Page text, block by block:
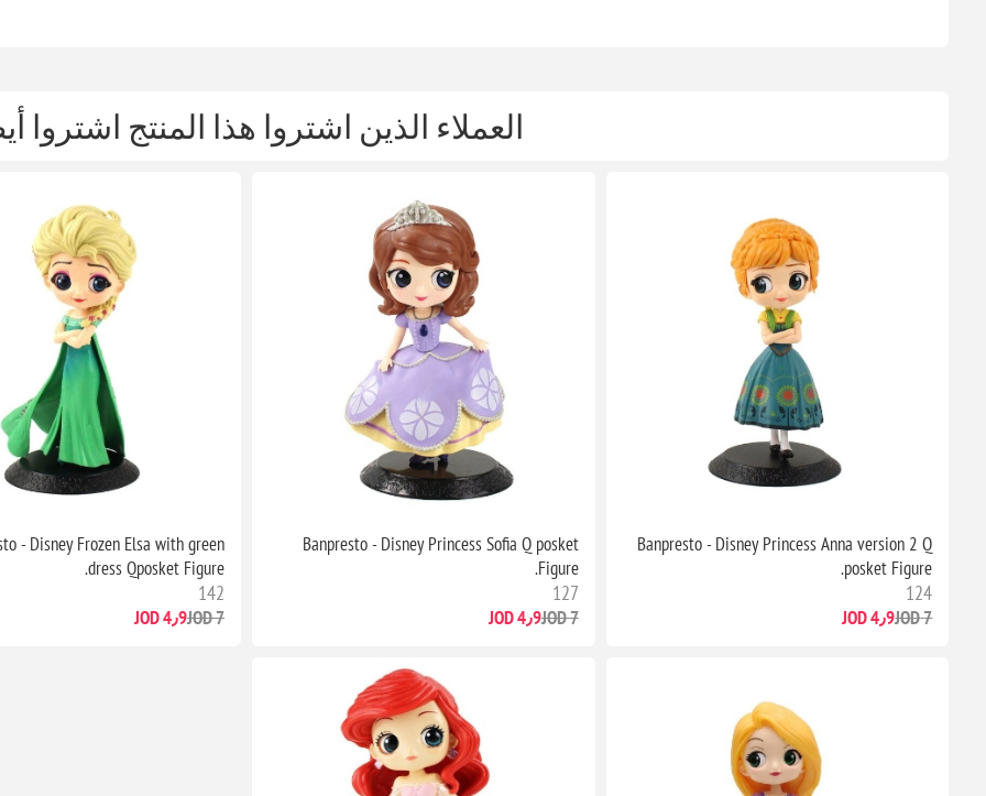
العملاء الذين اشتروا هذا المنتج اشتروا
Banpresto - Disney Princess Anna version 2 Q
posket Figure.
124
7 JOD 4٫9 JOD
Banpresto - Disney Princess Sofia Q posket
Figure.
127
7 JOD 4٫9 JOD
- Disney Frozen Elsa with green
dress Qposket Figure.
142
7 JOD 4٫9 JOD